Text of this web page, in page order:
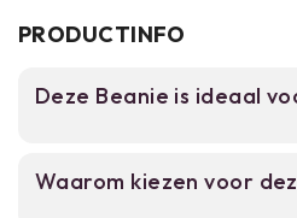
PRODUCTINFO
Deze Beanie is ideaal
heritage dragen.
Waarom kiezen voor